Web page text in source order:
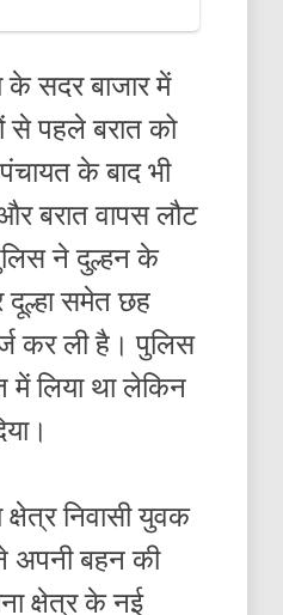
सदर बाजार में
से पहले बरात को
के बाद भी
बरात वापस लौट
ने दुल्हन के
दूल्हा समेत छह
कर ली है। पुलिस
में लिया था लेकिन
निवासी युवक
अपनी बहन की
क्षेत्र के नई